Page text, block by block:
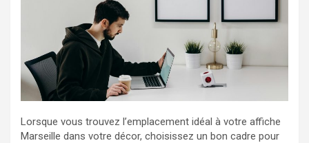
Lorsque vous trouvez l’emplacement idéal à votre affiche
Marseille dans votre décor, choisissez un bon cadre pour